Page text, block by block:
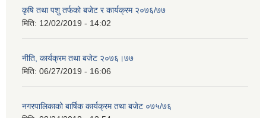
कृषि तथा पशु तर्फको बजेट र कार्यक्रम २०७६/७७
मिति: 12/02/2019 - 14:02
नीति, कार्यक्रम तथा बजेट २०७६।७७
मिति: 06/27/2019 - 16:06
नगरपालिकाको बार्षिक कार्यक्रम तथा बजेट ०७५/७६